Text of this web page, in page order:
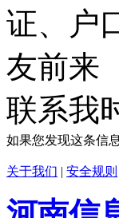
证、户
友前来
联系我
如果您发现这条信
关于我们 | 安全规则